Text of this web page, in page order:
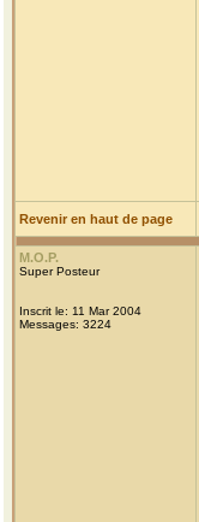
Revenir en haut de page
M.O.P.
Super Posteur
Inscrit le: 11 Mar 2004
Messages: 3224